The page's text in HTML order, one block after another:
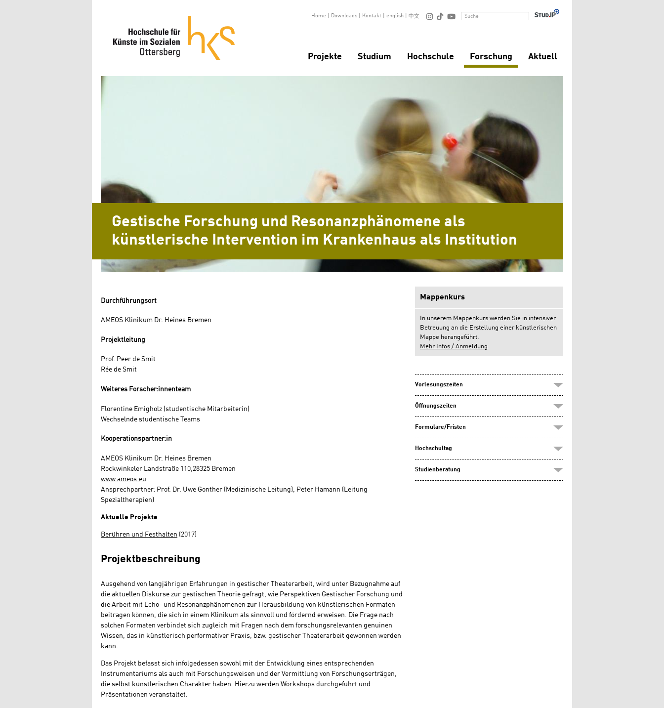
Home Downloads Kontakt english 中文    Suche
Projekte Studium Hochschule Forschung Aktuell
Gestische Forschung und Resonanzphänomene als
künstlerische Intervention im Krankenhaus als Institution
Durchführungsort
AMEOS Klinikum Dr. Heines Bremen
Projektleitung
Prof. Peer de Smit
Rée de Smit
Weiteres Forscher:innenteam
Florentine Emigholz (studentische Mitarbeiterin)
Wechselnde studentische Teams
Kooperationspartner:in
AMEOS Klinikum Dr. Heines Bremen
Rockwinkeler Landstraße 110,28325 Bremen
www.ameos.eu
Ansprechpartner: Prof. Dr. Uwe Gonther (Medizinische Leitung), Peter Hamann (Leitung
Spezialtherapien)
Aktuelle Projekte
Berühren und Festhalten (2017)
Projektbeschreibung
Ausgehend von langjährigen Erfahrungen in gestischer Theaterarbeit, wird unter Bezugnahme auf
die aktuellen Diskurse zur gestischen Theorie gefragt, wie Perspektiven Gestischer Forschung und
die Arbeit mit Echo- und Resonanzphänomenen zur Herausbildung von künstlerischen Formaten
beitragen können, die sich in einem Klinikum als sinnvoll und fördernd erweisen. Die Frage nach
solchen Formaten verbindet sich zugleich mit Fragen nach dem forschungsrelevanten genuinen
Wissen, das in künstlerisch performativer Praxis, bzw. gestischer Theaterarbeit gewonnen werden
kann.
Das Projekt befasst sich infolgedessen sowohl mit der Entwicklung eines entsprechenden
Instrumentariums als auch mit Forschungsweisen und der Vermittlung von Forschungserträgen,
die selbst künstlerischen Charakter haben. Hierzu werden Workshops durchgeführt und
Präsentationen veranstaltet.
Mappenkurs
In unserem Mappenkurs werden Sie in intensiver
Betreuung an die Erstellung einer künstlerischen
Mappe herangeführt.
Mehr Infos / Anmeldung
Vorlesungszeiten
Öffnungszeiten
Formulare/Fristen
Hochschultag
Studienberatung